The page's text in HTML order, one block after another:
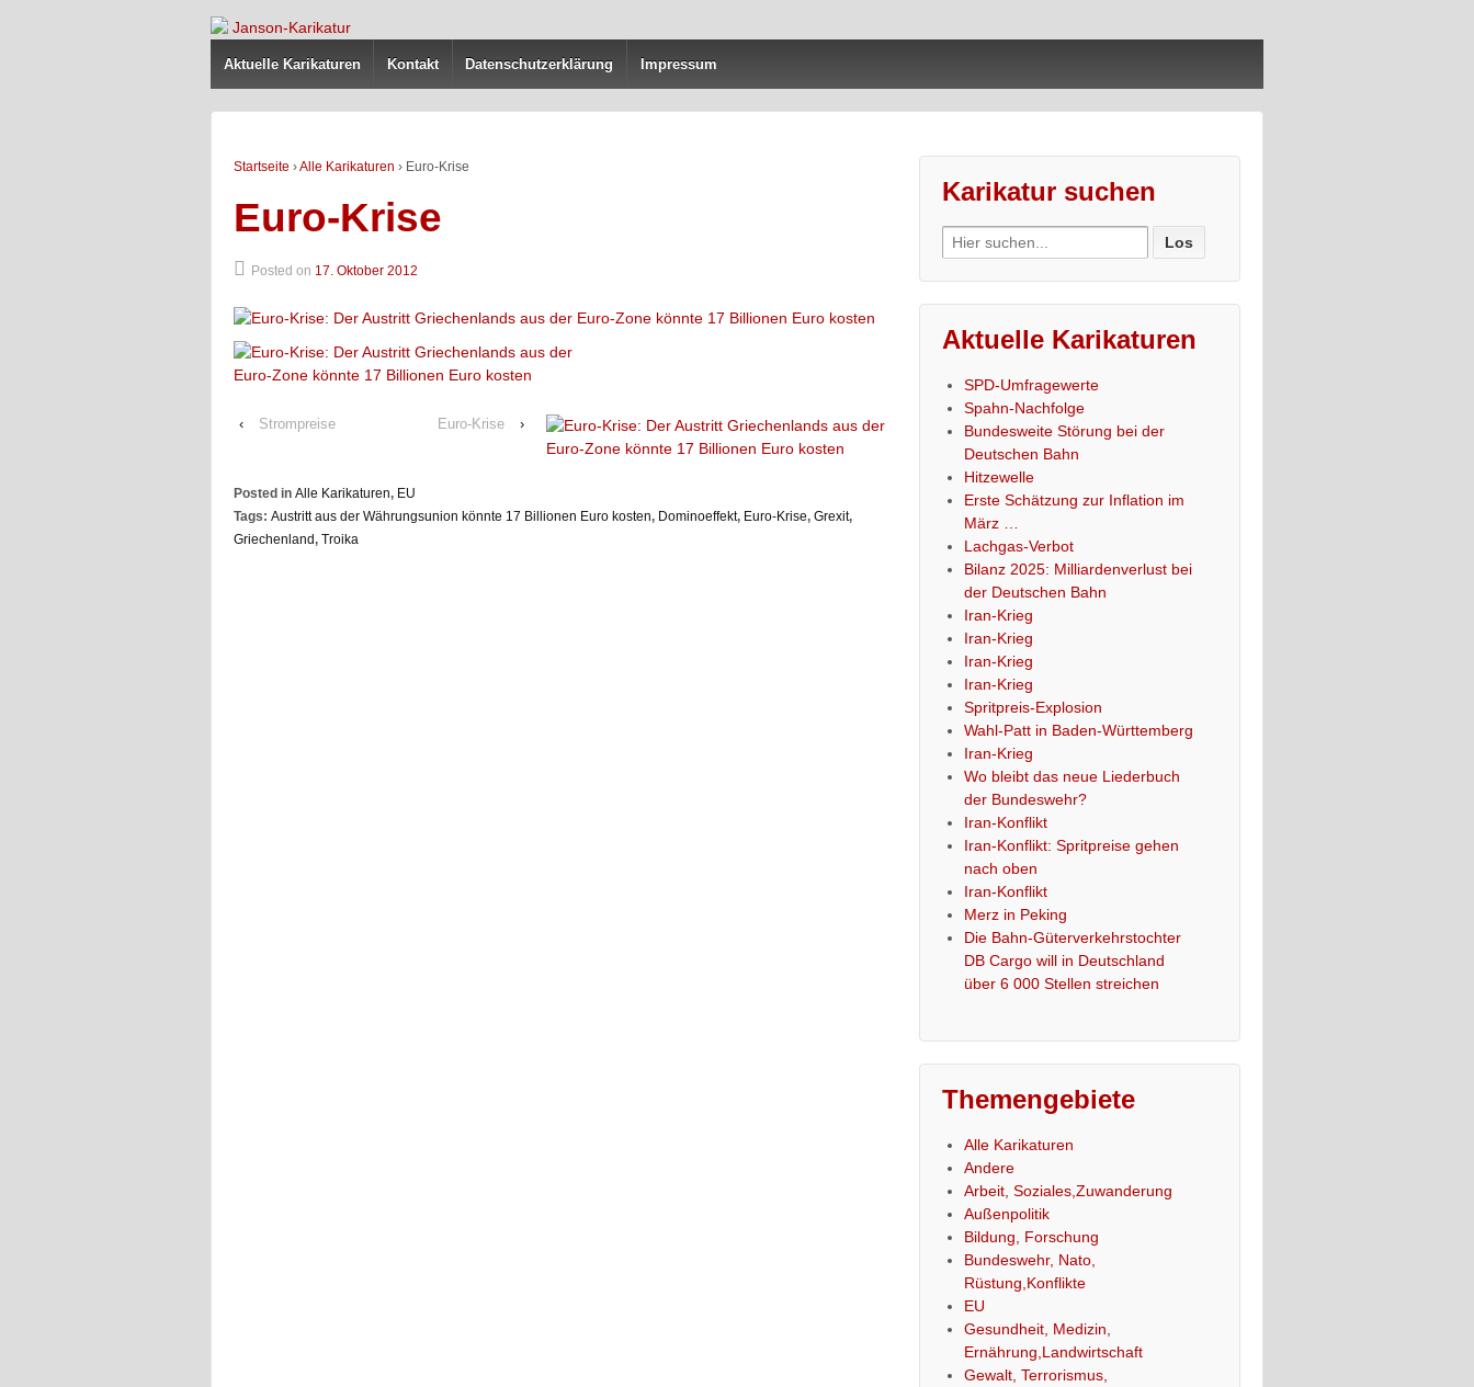
Aktuelle Karikaturen Kontakt Datenschutzerklärung Impressum
Startseite ›Alle Karikaturen › Euro-Krise
Euro-Krise
Posted on 17. Oktober 2012
‹ Strompreise Euro-Krise ›
Posted in Alle Karikaturen, EU
Tags: Austritt aus der Währungsunion könnte 17 Billionen Euro kosten, Dominoeffekt, Euro-Krise, Grexit,
Griechenland, Troika
Karikatur suchen
Search
for:
Aktuelle Karikaturen
SPD-Umfragewerte
Spahn-Nachfolge
Bundesweite Störung bei der
Deutschen Bahn
Hitzewelle
Erste Schätzung zur Inflation im
März …
Lachgas-Verbot
Bilanz 2025: Milliardenverlust bei
der Deutschen Bahn
Iran-Krieg
Iran-Krieg
Iran-Krieg
Iran-Krieg
Spritpreis-Explosion
Wahl-Patt in Baden-Württemberg
Iran-Krieg
Wo bleibt das neue Liederbuch
der Bundeswehr?
Iran-Konflikt
Iran-Konflikt: Spritpreise gehen
nach oben
Iran-Konflikt
Merz in Peking
Die Bahn-Güterverkehrstochter
DB Cargo will in Deutschland
über 6 000 Stellen streichen
Themengebiete
Alle Karikaturen
Andere
Arbeit, Soziales,Zuwanderung
Außenpolitik
Bildung, Forschung
Bundeswehr, Nato,
Rüstung,Konflikte
EU
Gesundheit, Medizin,
Ernährung,Landwirtschaft
Gewalt, Terrorismus,